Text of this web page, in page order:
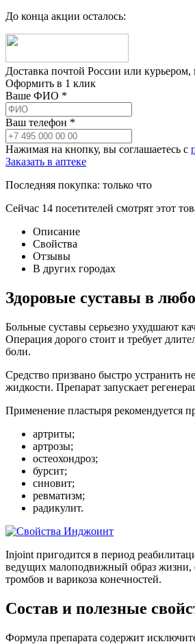
До конца акции осталось:
Доставка почтой России или
Оформить в 1 клик
Ваше ФИО *
Ваш телефон *
Нажимая на кнопку, вы соглашаетесь с
Заказать в аптеке
Последняя покупка: только что
Сейчас 14 посетителей смотрят этот
Описание
Свойства
Отзывы
В других городах
Здоровые суставы в
Больные суставы серьезно ухудшают
Операция дорого стоит и требует
боли.
Средство призвано быстро устранить
жидкости. Препарат запускает
Применение пластыря рекомендуется
артриты;
артрозы;
остеохондроз;
бурсит;
синовит;
ревматизм;
радикулит.
Injoint пригодится в период
ведущих малоподвижный образ жизни,
тромбов и варикоза конечностей.
Состав и полезные
Формула препарата содержит